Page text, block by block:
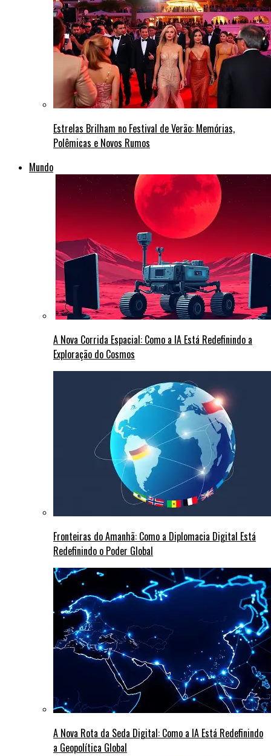
Estrelas Brilham no Festival de Verão: Memórias,
Polêmicas e Novos Rumos
Mundo
A Nova Corrida Espacial: Como a IA Está Redefinindo a
Exploração do Cosmos
Fronteiras do Amanhã: Como a Diplomacia Digital Está
Redefinindo o Poder Global
A Nova Rota da Seda Digital: Como a IA Está Redefinindo
a Geopolítica Global